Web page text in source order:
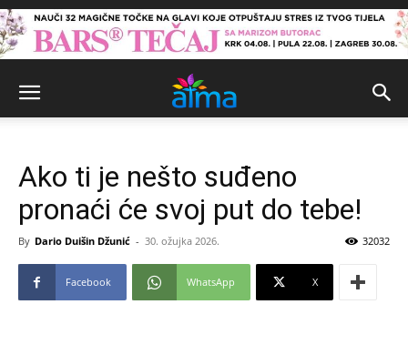
Ako ti je nešto suđeno
pronaći će svoj put do tebe!
By Dario Duišin Džunić - 30. ožujka 2026. 32032
Facebook WhatsApp X